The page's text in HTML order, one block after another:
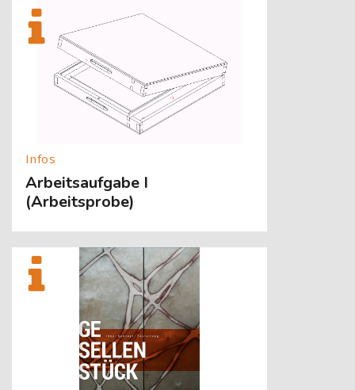
[Cocoon] About (Text with Image) überspringen
Arbeitsaufgabe I
(Arbeitsprobe)
[Cocoon] About (Text with Image) überspringen